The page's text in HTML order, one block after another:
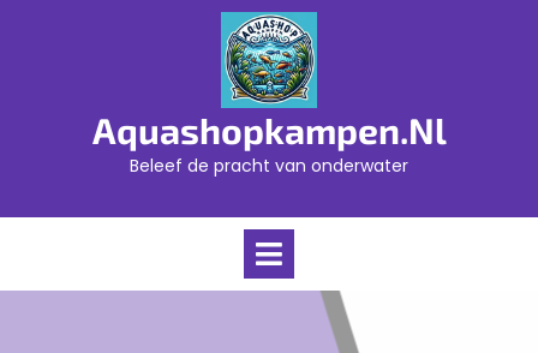
Aquashopkampen.nl
Beleef de pracht van onderwater
Open